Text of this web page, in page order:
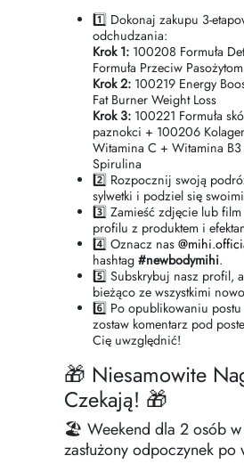
1️⃣ Dokonaj zakupu 3-
odchudzania:
Krok 1: 100208 Formuła
Formuła Przeciw Pasożytom
Krok 2: 100219 Energy
Fat Burner Weight Loss
Krok 3: 100221 Formuła
paznokci + 100206
Witamina C + Witamina
Spirulina
2️⃣ Rozpocznij swoją
sylwetki i podziel się
3️⃣ Zamieść zdjęcie lub
profilu z produktem i
4️⃣ Oznacz nas
hashtag #newbodymihi.
5️⃣ Subskrybuj nasz profil,
bieżąco ze wszystkimi
6️⃣ Po opublikowaniu
zostaw komentarz pod
Cię uwzględnić!
🎁 Niesamowite
Czekają! 🎁
🏖 Weekend dla 2 osób w
zasłużony odpoczynek po